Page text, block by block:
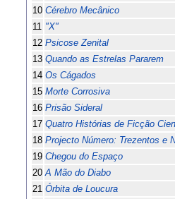
10 Cérebro Mecânico
11 "X"
12 Psicose Zenital
13 Quando as Estrelas Pararem
14 Os Cágados
15 Morte Corrosiva
16 Prisão Sideral
17 Quatro Histórias de Ficção
18 Projecto Número: Trezentos e
19 Chegou do Espaço
20 A Mão do Diabo
21 Órbita de Loucura